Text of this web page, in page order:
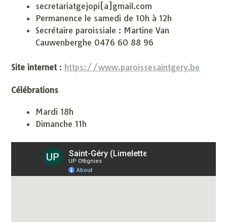
secretariatgejopi[a]gmail.com
Permanence le samedi de 10h à 12h
Secrétaire paroissiale : Martine Van
Cauwenberghe 0476 60 88 96
Site internet : https://www.paroissesaintgery.be
Célébrations
Mardi 18h
Dimanche 11h